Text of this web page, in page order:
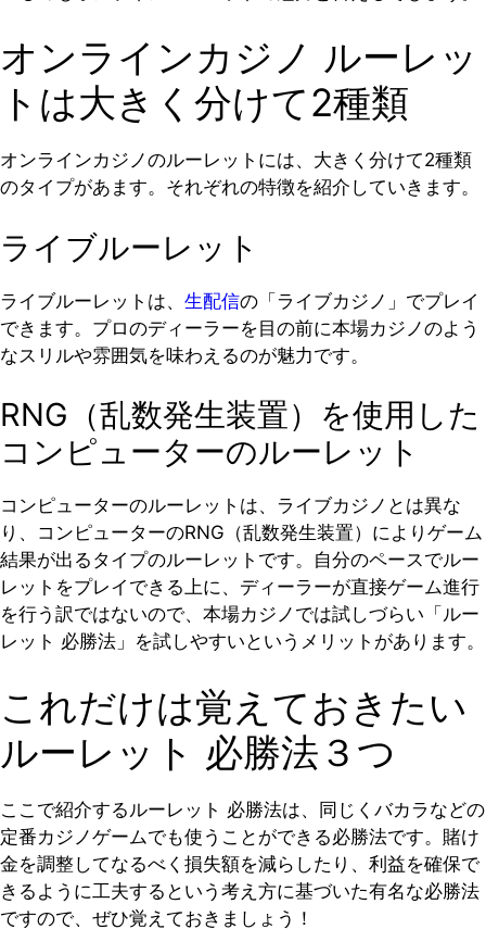
オンラインカジノ ルーレッ
トは大きく分けて2種類
オンラインカジノのルーレットには、大きく分けて2種類
のタイプがあます。それぞれの特徴を紹介していきます。
ライブルーレット
ライブルーレットは、 生配信の「ライブカジノ」でプレイ
できます。プロのディーラーを目の前に本場カジノのよう
なスリルや雰囲気を味わえるのが魅力です。
RNG（乱数発生装置）を使用した
コンピューターのルーレット
コンピューターのルーレットは、ライブカジノとは異な
り、コンピューターのRNG（乱数発生装置）によりゲーム
結果が出るタイプのルーレットです。自分のペースでルー
レットをプレイできる上に、ディーラーが直接ゲーム進行
を行う訳ではないので、本場カジノでは試しづらい「ルー
レット 必勝法」を試しやすいというメリットがあります。
これだけは覚えておきたい
ルーレット 必勝法３つ
ここで紹介するルーレット 必勝法は、同じくバカラなどの
定番カジノゲームでも使うことができる必勝法です。賭け
金を調整してなるべく損失額を減らしたり、利益を確保で
きるように工夫するという考え方に基づいた有名な必勝法
ですので、ぜひ覚えておきましょう！